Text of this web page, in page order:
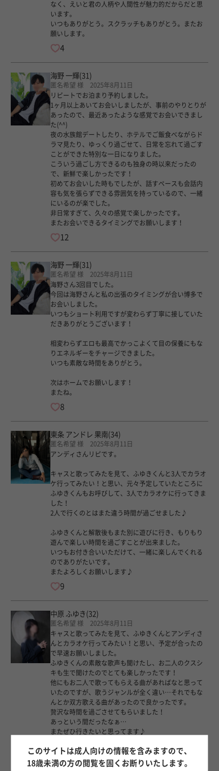
なく、えいと君の人柄や人間性が魅力的だからだと思
います。
いつもありがとう。スクラッチもありがとう。またお
願いします。
4
海野 一輝(31)
匿名希望 様 2025年8月11日
リピートでお泊まり予約しました。
1ヶ月以上あいてお会いしましたが、事前のやりとりが
あったので、最近あったような感覚でお会いできまし
た(^^)
夜の水族館デートしたり、ホテルでご飯食べながらド
ラマ見たり、ゆっくり過ごせて、日常を忘れて過ごす
ことができた特別な一日になりました。
こういう過ごし方できるのも独身の時以来だったの
で、新鮮で楽しかったです！
初めてお会いした時もでしたが、話すペースも会話内
容も気を張らずできる雰囲気を持っているので、一緒
にいるのが楽でした。
非日常すぎて、久々の感覚で楽しかったです。
またお会いできるタイミングでお願いします！
12
海野 一輝(31)
匿名希望 様 2025年8月11日
海野さん3回目でした。
今回は海野さんと私の出張のタイミングが合い博多で
お会いしました。
いつもショート利用ですが変わらず丁寧に接していた
だきありがとうございます！
相変わらずエロも最高でかっこよくて目の保養にもな
りエネルギーをチャージできました。
いつも素敵な時間をありがとう。
次はホームでお願いします！
またね。
8
東条 アンドレ 果南(34)
匿名希望 様 2025年8月11日
アンディさんリピです。
キャスと歌ってみたを見て、ふゆきくんと3人でカラオ
ケ行ってみたい！と思い、元々予定していたところに
ふゆきくんもお呼びして、3人でカラオケに行ってきま
した！
2人で行くのとはまた違う時間が過ごせました♪
ふゆきくんと解散後もまた別に遊びに行き、もりもり
遊んで楽しい時間を過ごすことが出来ました。
いつもお付き合いいただけて、一緒に楽しんでくれる
のでありがたいです。
またよろしくお願いします♪
9
中原 ふゆき (32)
匿名希望 様 2025年8月11日
キャスと歌ってみたを見て、ふゆきくんとアンディさ
んとカラオケ行ってみたい！と思い、予定が合ったの
で早速お願いしました。
ふゆきくんの素敵な歌声も聞けたし、お二人のクスシ
キも生で聞けたのでとても楽しかったです！
他にもお二人で歌ってもらえる曲があればなと思って
いたのですが、歌うジャンルが全く違い…それでもな
んとか双方歌える曲があったので良かったです。
贅沢な時間を過ごさせてもらいました！
あっという間だったなぁ…
またぜひ行きたいと思ってます♪
2
このサイトは成人向けの情報を含みますので、
18歳未満の方の閲覧を固くお断りいたします。